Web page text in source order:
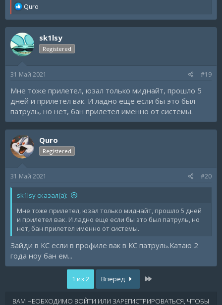
R
a
c
t
i
o
:
Quro
sk1lsy
Registered
31 Май 2021 #19
Мне тоже прилетел, юзал только миднайт, прошло 5
дней и прилетел вак. И ладно еще если бы это был
патруль, но нет, бан прилетел именно от системы.
Quro
Registered
31 Май 2021 #20
sk1lsy сказал(а):
Мне тоже прилетел, юзал только миднайт, прошло 5 дней
и прилетел вак. И ладно еще если бы это был патруль, но
нет, бан прилетел именно от системы.
Зайди в КС если в профиле вак в КС патруль.Катаю 2
года ноу бан ем...
1 из 2 Вперед
ВАМ НЕОБХОДИМО ВОЙТИ ИЛИ ЗАРЕГИСТРИРОВАТЬСЯ, ЧТОБЫ